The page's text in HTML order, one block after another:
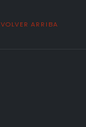
VOLVER ARRIBA